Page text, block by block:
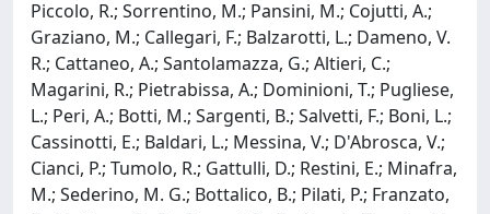
Piccolo, R.; Sorrentino, M.; Pansini, M.; Cojutti, A.;
Graziano, M.; Callegari, F.; Balzarotti, L.; Dameno, V.
R.; Cattaneo, A.; Santolamazza, G.; Altieri, C.;
Magarini, R.; Pietrabissa, A.; Dominioni, T.; Pugliese,
L.; Peri, A.; Botti, M.; Sargenti, B.; Salvetti, F.; Boni, L.;
Cassinotti, E.; Baldari, L.; Messina, V.; D'Abrosca, V.;
Cianci, P.; Tumolo, R.; Gattulli, D.; Restini, E.; Minafra,
M.; Sederino, M. G.; Bottalico, B.; Pilati, P.; Franzato,